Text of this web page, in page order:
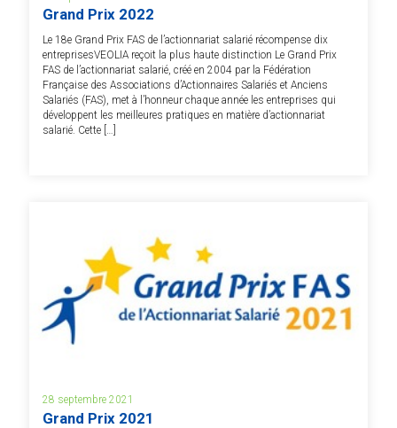
Grand Prix 2022
Le 18e Grand Prix FAS de l’actionnariat salarié récompense dix
entreprisesVEOLIA reçoit la plus haute distinction Le Grand Prix
FAS de l’actionnariat salarié, créé en 2004 par la Fédération
Française des Associations d’Actionnaires Salariés et Anciens
Salariés (FAS), met à l’honneur chaque année les entreprises qui
développent les meilleures pratiques en matière d’actionnariat
salarié. Cette […]
28 septembre 2021
Grand Prix 2021